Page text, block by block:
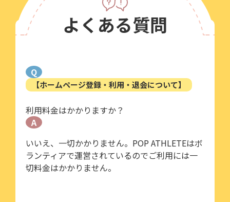
よくある質問
Q
【ホームページ登録・利用・退会について】
利用料金はかかりますか？
A
いいえ、一切かかりません。POP ATHLETEはボ
ランティアで運営されているのでご利用には一
切料金はかかりません。